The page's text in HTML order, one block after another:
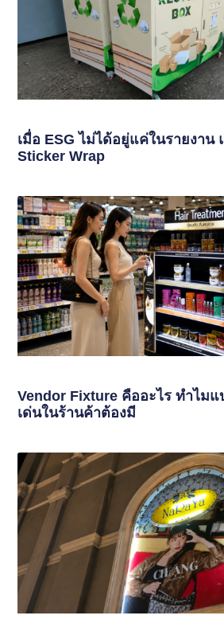
เมื่อ ESG ไม่ได้อยู่แค่ในรายงาน
Sticker Wrap
Vendor Fixture คืออะไร ทำไม
เด่นในร้านค้าต้องมี